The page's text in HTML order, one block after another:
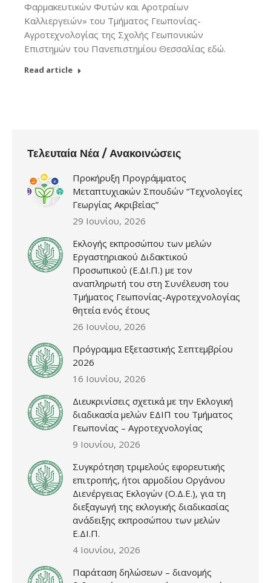
Φαρμακευτικών Φυτών και Αροτραίων
Καλλιεργειών» του Τμήματος Γεωπονίας-
Αγροτεχνολογίας της Σχολής Γεωπονικών
Επιστημών του Πανεπιστημίου Θεσσαλίας εδώ.
Read article
Τελευταία Νέα / Ανακοινώσεις
Προκήρυξη Προγράμματος
Μεταπτυχιακών Σπουδών “Τεχνολογίες
Γεωργίας Ακριβείας”
29 Ιουνίου, 2026
Εκλογής εκπροσώπου των μελών
Εργαστηριακού Διδακτικού
Προσωπικού (Ε.ΔΙ.Π.) με τον
αναπληρωτή του στη Συνέλευση του
Τμήματος Γεωπονίας-Αγροτεχνολογίας
θητεία ενός έτους
26 Ιουνίου, 2026
Πρόγραμμα Εξεταστικής Σεπτεμβρίου
2026
16 Ιουνίου, 2026
Διευκρινίσεις σχετικά με την Εκλογική
διαδικασία μελών ΕΔΙΠ του Τμήματος
Γεωπονίας – Αγροτεχνολογίας
9 Ιουνίου, 2026
Συγκρότηση τριμελούς εφορευτικής
επιτροπής, ήτοι αρμοδίου Οργάνου
Διενέργειας Εκλογών (Ο.Δ.Ε.), για τη
διεξαγωγή της εκλογικής διαδικασίας
ανάδειξης εκπροσώπου των μελών
Ε.ΔΙ.Π.
4 Ιουνίου, 2026
Παράταση δηλώσεων – διανομής